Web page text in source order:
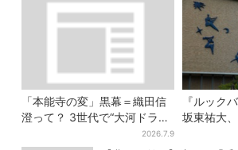
「本能寺の変」黒幕＝織田信
澄って？ 3世代で“大河ドラ
マ”、サラブレッド俳優が熱演
2026.7.9
『ルック
坂東祐大
質感があ